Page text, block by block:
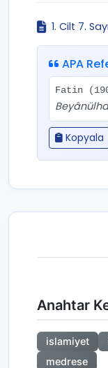
1. Cilt 7. Sayı
APA
Fatin
Kopyala
Anahtar
islamiyet
medrese